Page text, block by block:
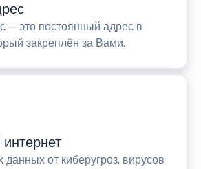
— это постоянный адрес в
закреплён за Вами.
от киберугроз, вирусов